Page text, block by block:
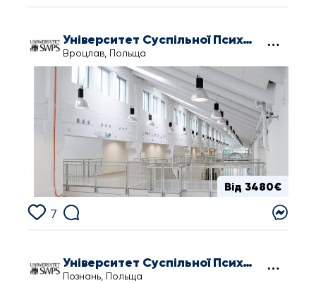
Університет Суспільної Психології і Гуманітарних Наук у Вроцлаві
Вроцлав, Польща
Від 3480€
7
Університет Суспільної Психології і Гуманітарних Наук у Познані
Познань, Польща